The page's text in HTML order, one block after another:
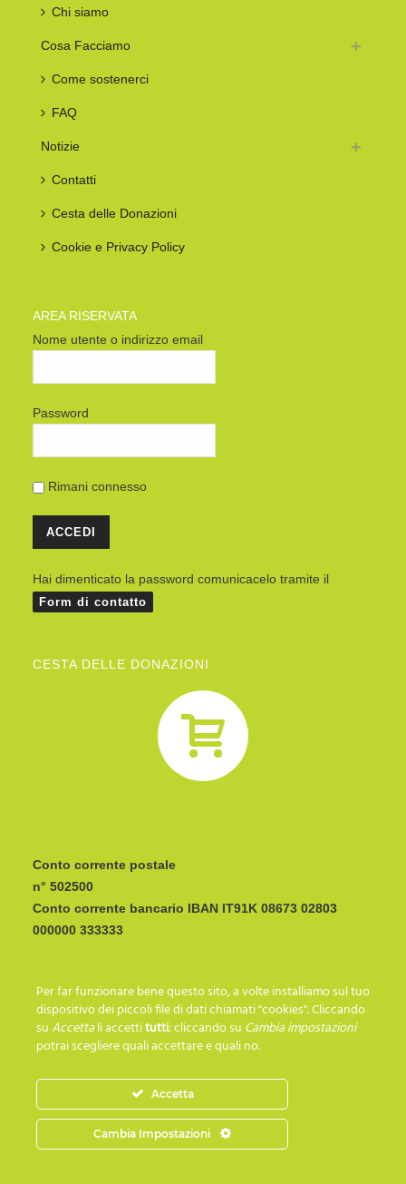
Chi siamo
Cosa Facciamo
Come sostenerci
FAQ
Notizie
Contatti
Cesta delle Donazioni
Cookie e Privacy Policy
AREA RISERVATA
Nome utente o indirizzo email
Password
Rimani connesso
Hai dimenticato la password comunicacelo tramite il
Form di contatto
CESTA DELLE DONAZIONI
Conto corrente postale
n° 502500
Conto corrente bancario IBAN
I C R A I T R R I P 0
SEGUICI SU…
Per far funzionare bene questo sito, a volte installiamo sul tuo
dispositivo dei piccoli file di dati chiamati "cookies". Cliccando
suAccettali accettitutti; cliccando su Cambia impostazioni
potrai scegliere quali accettare e quali no.
Accetta
Cambia Impostazioni